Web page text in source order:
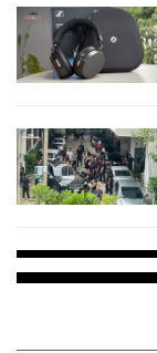
We Say:จากเว
ยอมรับว่ามีความ
และหลังทำนั้นแต